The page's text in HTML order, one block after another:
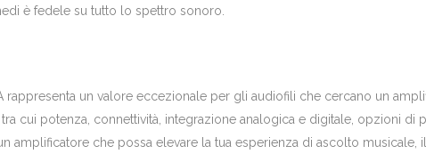
è fedele su tutto lo spettro sonoro.
rappresenta un valore eccezionale per gli audiofili che cercano un
tra cui potenza, connettività, integrazione analogica e digitale, opzioni
amplificatore che possa elevare la tua esperienza di ascolto musicale,